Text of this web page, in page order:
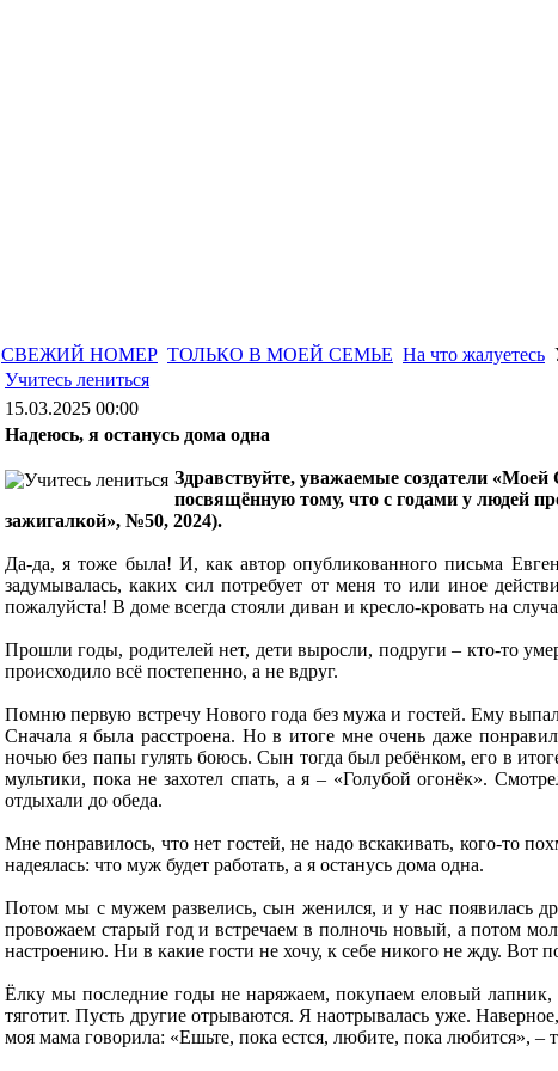
СВЕЖИЙ НОМЕР ТОЛЬКО В МОЕЙ СЕМЬЕ На что жалуетесь
Учитесь лениться
15.03.2025 00:00
Надеюсь, я останусь дома одна
Здравствуйте, уважаемые создатели
посвящённую тому, что с годами у людей
зажигалкой», №50, 2024).
Да-да, я тоже была! И, как автор опубликованного письма
задумывалась, каких сил потребует от меня то или иное
пожалуйста! В доме всегда стояли диван и кресло-кровать на
Прошли годы, родителей нет, дети выросли, подруги – кто-то
происходило всё постепенно, а не вдруг.
Помню первую встречу Нового года без мужа и гостей. Ему
Сначала я была расстроена. Но в итоге мне очень даже
ночью без папы гулять боюсь. Сын тогда был ребёнком, его в
мультики, пока не захотел спать, а я – «Голубой огонёк».
отдыхали до обеда.
Мне понравилось, что нет гостей, не надо вскакивать, кого-то
надеялась: что муж будет работать, а я останусь дома одна.
Потом мы с мужем развелись, сын женился, и у нас появилась
провожаем старый год и встречаем в полночь новый, а потом
настроению. Ни в какие гости не хочу, к себе никого не жду. Вот
Ёлку мы последние годы не наряжаем, покупаем еловый
тяготит. Пусть другие отрываются. Я наотрывалась уже.
моя мама говорила: «Ешьте, пока естся, любите, пока любится»,